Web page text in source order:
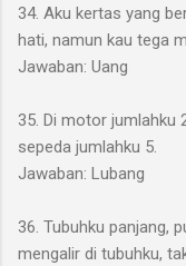
34. Aku kertas yang
hati, namun kau tega
Jawaban: Uang
35. Di motor jumlahku
sepeda jumlahku 5.
Jawaban: Lubang
36. Tubuhku panjang,
mengalir di tubuhku,